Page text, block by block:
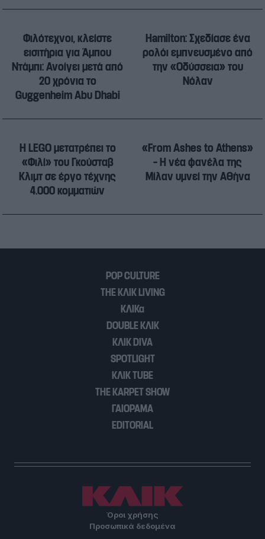
Φιλότεχνοι, κλείστε
εισιτήρια για Άμπου
Ντάμπι: Ανοίγει μετά από
20 χρόνια το
Guggenheim Abu Dhabi
Hamilton: Σχεδίασε ένα
ρολόι εμπνευσμένο από
την «Οδύσσεια» του
Νόλαν
Η LEGO μετατρέπει το
«Φιλί» του Γκούσταβ
Κλιμτ σε έργο τέχνης
4.000 κομματιών
«From Ashes to Athens»
– Η νέα φανέλα της
Μίλαν υμνεί την Αθήνα
POP CULTURE
THE ΚΛΙΚ LIVING
ΚΛΙΚα
DOUBLE ΚΛΙΚ
ΚΛΙΚ DIVA
SPOTLIGHT
ΚΛΙΚ TUBE
THE KARPET SHOW
ΓΑΙΟΡΑΜΑ
EDITORIAL
Όροι χρήσης
Προσωπικά δεδομένα